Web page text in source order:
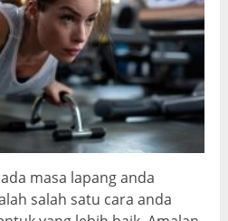
masa lapang anda
salah satu cara anda